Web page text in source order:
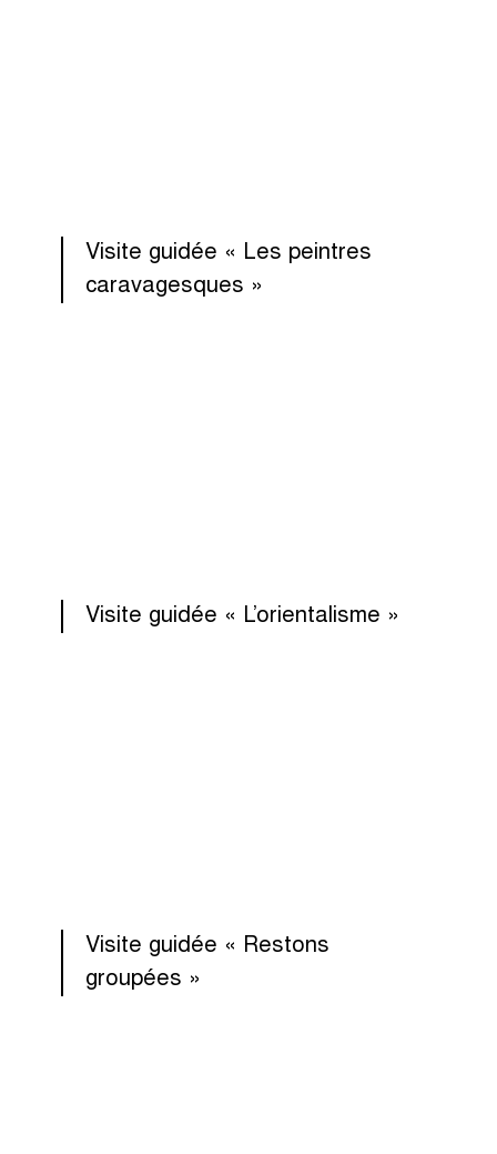
Visite guidée « Les peintres
caravagesques »
Visite guidée « L’orientalisme »
Visite guidée « Restons
groupées »